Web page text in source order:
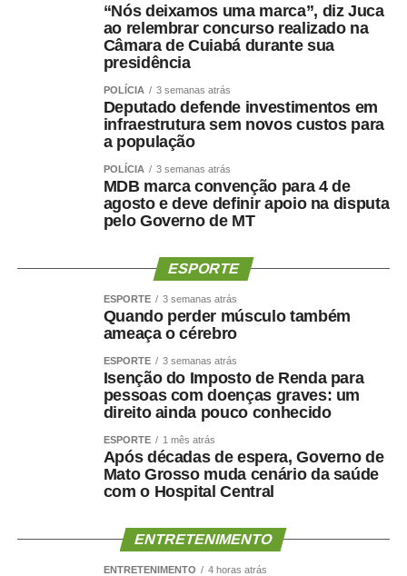
“Nós deixamos uma marca”, diz Juca
ao relembrar concurso realizado na
Câmara de Cuiabá durante sua
presidência
POLÍCIA 3 semanas atrás
Deputado defende investimentos em
infraestrutura sem novos custos para
a população
POLÍCIA 3 semanas atrás
MDB marca convenção para 4 de
agosto e deve definir apoio na disputa
pelo Governo de MT
ESPORTE
ESPORTE 3 semanas atrás
Quando perder músculo também
ameaça o cérebro
ESPORTE 3 semanas atrás
Isenção do Imposto de Renda para
pessoas com doenças graves: um
direito ainda pouco conhecido
ESPORTE 1 mês atrás
Após décadas de espera, Governo de
Mato Grosso muda cenário da saúde
com o Hospital Central
ENTRETENIMENTO
ENTRETENIMENTO 4 horas atrás